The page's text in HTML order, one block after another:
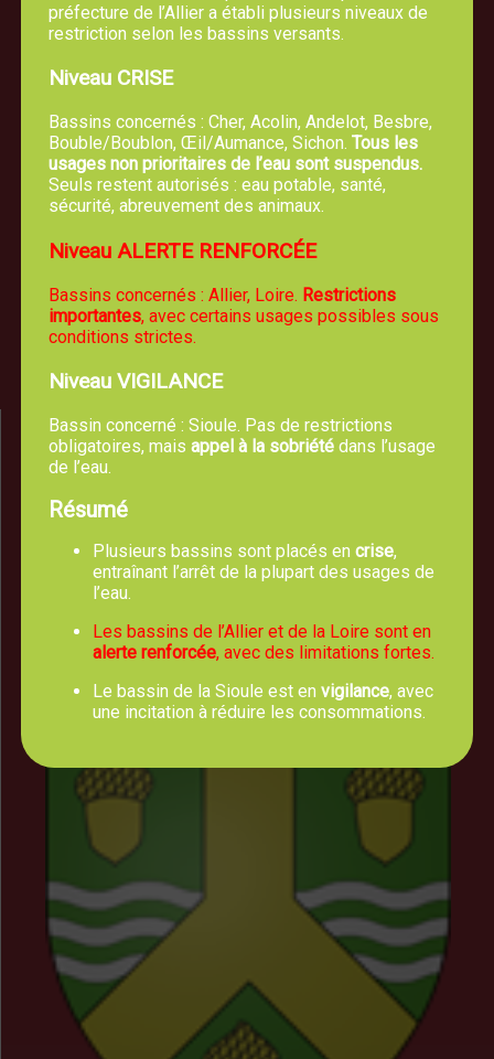
Mairie de TREVOL
5, route de Moulins 03460 Trévol
04 70 42 61 44
Nous écrire un email
Horaires d'Ouverture
Lundi, mercredi, jeudi et vendredi :
8h00 - 12h30
préfecture de l’Allier a établi plusieurs niveaux de
restriction selon les bassins versants.
Niveau CRISE
Bassins concernés : Cher, Acolin, Andelot, Besbre,
Bouble/Boublon, Œil/Aumance, Sichon. Tous les
usages non prioritaires de l’eau sont suspendus.
Seuls restent autorisés : eau potable, santé,
sécurité, abreuvement des animaux.
Niveau ALERTE RENFORCÉE
Bassins concernés : Allier, Loire. Restrictions
importantes, avec certains usages possibles sous
conditions strictes.
Niveau VIGILANCE
Bassin concerné : Sioule. Pas de restrictions
obligatoires, mais appel à la sobriétédans l’usage
de l’eau.
Résumé
Plusieurs bassins sont placés en crise,
entraînant l’arrêt de la plupart des usages de
l’eau.
Les bassins de l’Allier et de la Loire sont en
alerte renforcée, avec des limitations fortes.
Le bassin de la Sioule est en vigilance, avec
une incitation à réduire les consommations.